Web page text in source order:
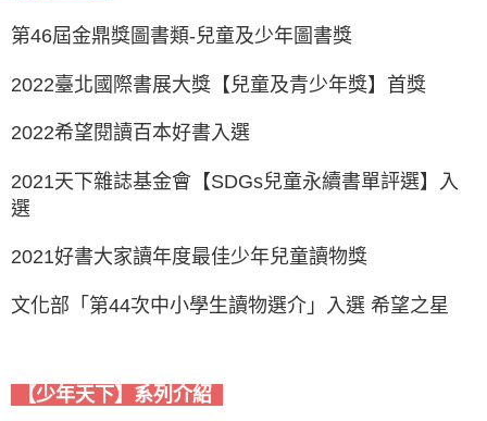
第46屆金鼎獎圖書類-兒童及少年圖書獎
2022臺北國際書展大獎【兒童及青少年獎】首獎
2022希望閱讀百本好書入選
2021天下雜誌基金會【SDGs兒童永續書單評選】入
選
2021好書大家讀年度最佳少年兒童讀物獎
文化部「第44次中小學生讀物選介」入選 希望之星
【少年天下】系列介紹